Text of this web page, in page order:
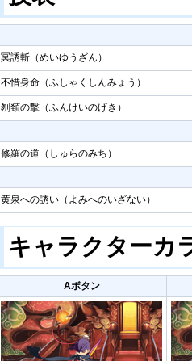
冥誘斬（めいゆうざん）
不惜身命（ふしゃくしんみょう）
刎頚の撃（ふんけいのげき）
修羅の道（しゅらのみち）
黄泉への誘い（よみへのいざない）
キャラクターカ
Aボタン